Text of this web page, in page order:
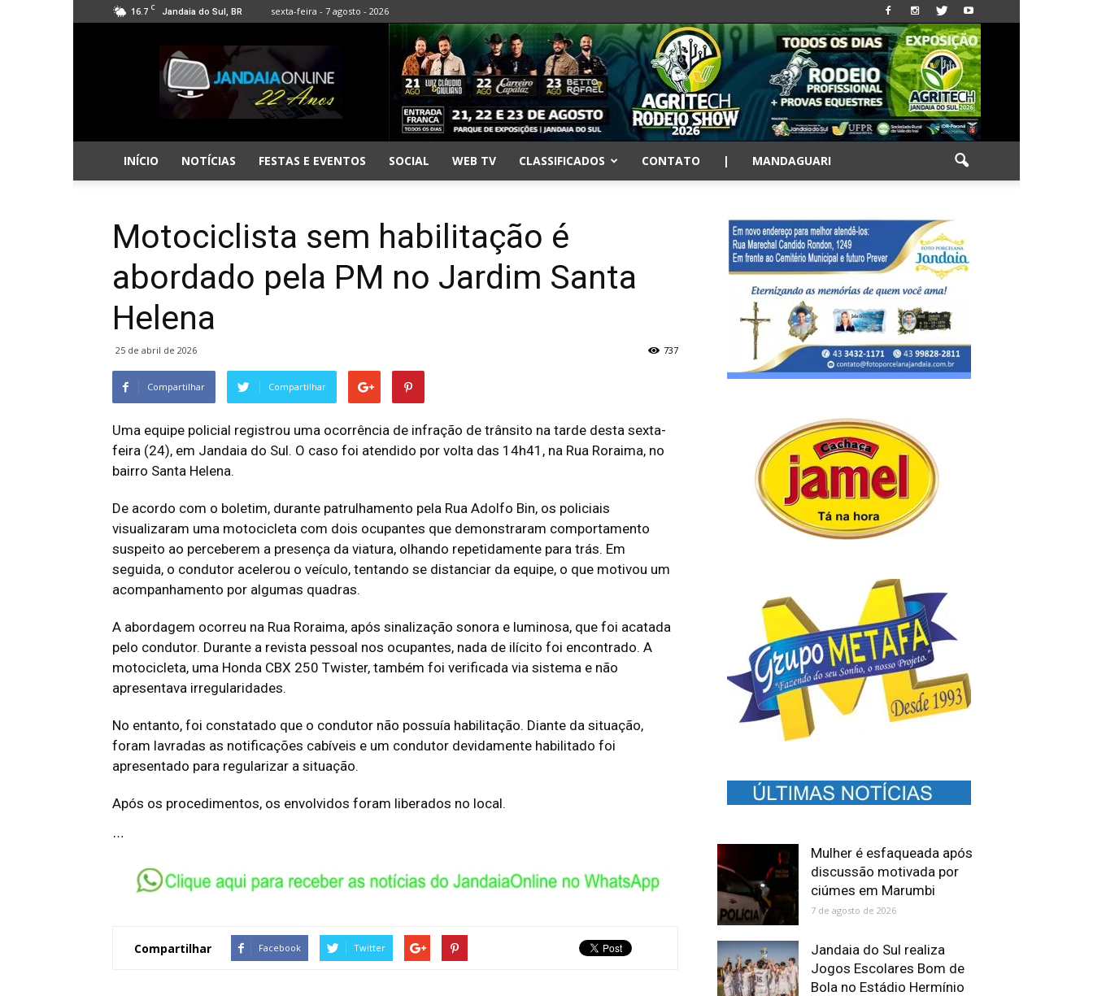
16.7 C Jandaia do Sul, BR sexta-feira - 7 agosto - 2026
Jandaia
Online
INÍCIO NOTÍCIAS FESTAS E EVENTOS SOCIAL WEB TV CLASSIFICADOS CONTATO | MANDAGUARI
Motociclista sem habilitação é
abordado pela PM no Jardim Santa
Helena
25 de abril de 2026 737
Compartilhar Compartilhar
Uma equipe policial registrou uma ocorrência de infração de trânsito na tarde desta sexta-
feira (24), em Jandaia do Sul. O caso foi atendido por volta das 14h41, na Rua Roraima, no
bairro Santa Helena.
De acordo com o boletim, durante patrulhamento pela Rua Adolfo Bin, os policiais
visualizaram uma motocicleta com dois ocupantes que demonstraram comportamento
suspeito ao perceberem a presença da viatura, olhando repetidamente para trás. Em
seguida, o condutor acelerou o veículo, tentando se distanciar da equipe, o que motivou um
acompanhamento por algumas quadras.
A abordagem ocorreu na Rua Roraima, após sinalização sonora e luminosa, que foi acatada
pelo condutor. Durante a revista pessoal nos ocupantes, nada de ilícito foi encontrado. A
motocicleta, uma Honda CBX 250 Twister, também foi verificada via sistema e não
apresentava irregularidades.
No entanto, foi constatado que o condutor não possuía habilitação. Diante da situação,
foram lavradas as notificações cabíveis e um condutor devidamente habilitado foi
apresentado para regularizar a situação.
Após os procedimentos, os envolvidos foram liberados no local.
…
Compartilhar Facebook Twitter
Mulher é esfaqueada após
discussão motivada por
ciúmes em Marumbi
7 de agosto de 2026
Jandaia do Sul realiza
Jogos Escolares Bom de
Bola no Estádio Hermínio